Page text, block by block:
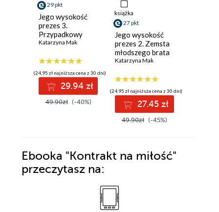
29 pkt
Jego wysokość
prezes 3.
Przypadkowy
dziedzic
Katarzyna Mak
(24,95 zł najniższa cena z 30 dni)
29.94 zł
49.90zł (-40%)
książka
27 pkt
Jego wysokość
prezes 2. Zemsta
młodszego brata
Katarzyna Mak
(24,95 zł najniższa cena z 30 dni)
27.45 zł
49.90zł (-45%)
Ebooka "Kontrakt na miłość"
przeczytasz na: